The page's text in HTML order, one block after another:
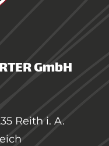
GmbH
Reith i. A.